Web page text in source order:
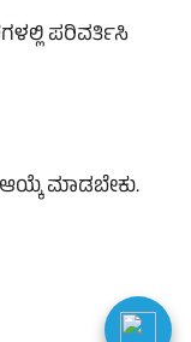
ಪರಿವರ್ತಿಸಿ
ಮಾಡಬೇಕು.